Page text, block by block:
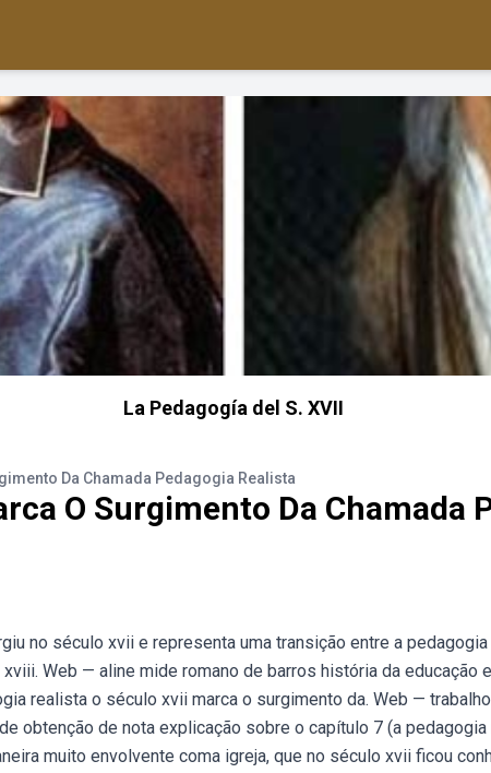
La Pedagogía del S. XVII
Da Chamada Pedagogia Realista
O Surgimento Da Chamada
no século xvii e representa uma transição entre a
Web — aline mide romano de barros história da educação
realista o século xvii marca o surgimento da. Web —
obtenção de nota explicação sobre o capítulo 7 (a
muito envolvente coma igreja, que no século xvii ficou